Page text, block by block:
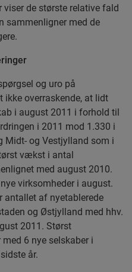
viser de største relative fald
sammenligner med de
og uro på
ikke overraskende, at lidt
i august 2011 i forhold til
i 2011 mod 1.330 i
Midt- og Vestjylland som i
vækst i antal
med august 2010.
virksomheder i august.
antallet af nyetablerede
og Østjylland med hhv.
2011. Størst
6 nye selskaber i
år.